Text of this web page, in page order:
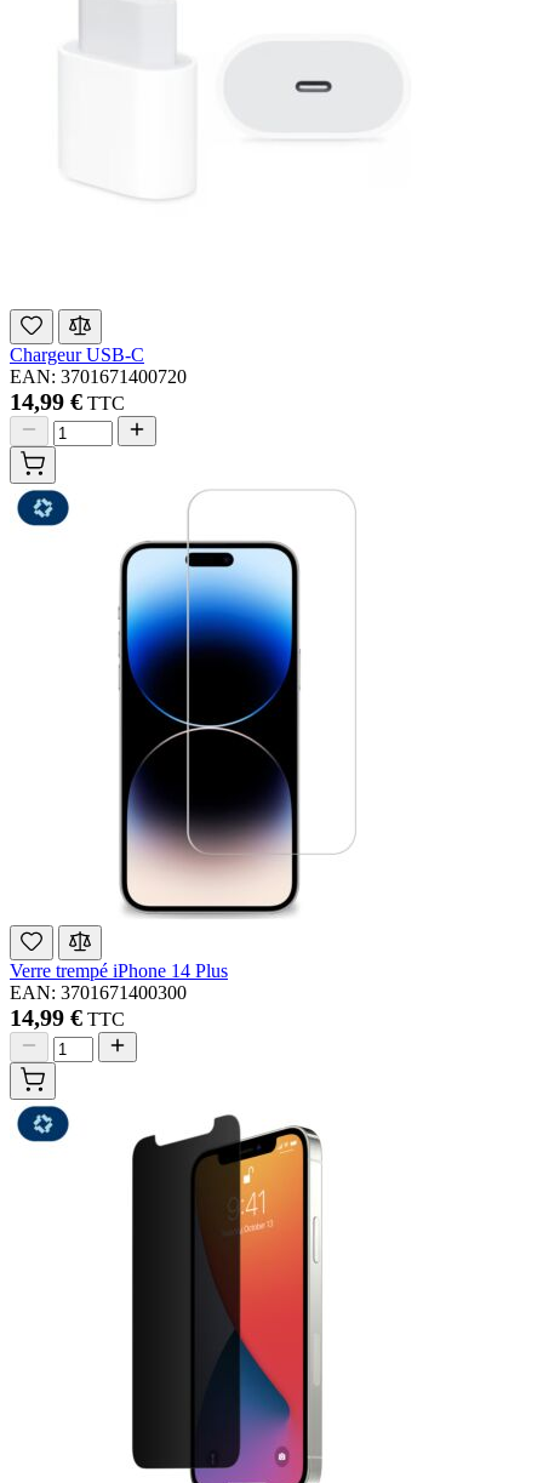
Chargeur USB-C
EAN: 3701671400720
14,99 € TTC
Verre trempé iPhone 14 Plus
EAN: 3701671400300
14,99 € TTC